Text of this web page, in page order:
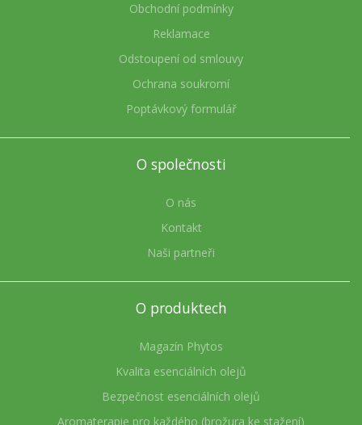
Obchodní podmínky
Reklamace
Odstoupení od smlouvy
Ochrana soukromí
Poptávkový formulář
O společnosti
O nás
Kontakt
Naši partneři
O produktech
Magazín Phytos
Kvalita esenciálních olejů
Bezpečnost esenciálních olejů
Aromaterapie pro každého (brožura ke stažení)